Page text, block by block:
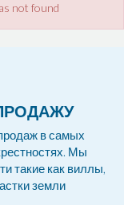
not found
в самых
Мы
такие как виллы,
земли